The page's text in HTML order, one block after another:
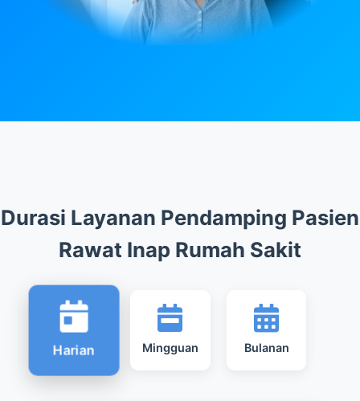
Durasi Layanan Pendamping Pasien
Rawat Inap Rumah Sakit
Harian Mingguan Bulanan